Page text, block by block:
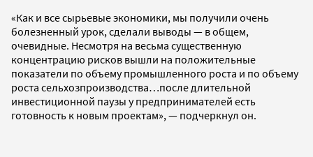
«Как и все сырьевые экономики, мы получили очень
болезненный урок, сделали выводы — в общем,
очевидные. Несмотря на весьма существенную
концентрацию рисков вышли на положительные
показатели по объему промышленного роста и по объему
роста сельхозпроизводства…после длительной
инвестиционной паузы у предпринимателей есть
готовность к новым проектам», — подчеркнул он.